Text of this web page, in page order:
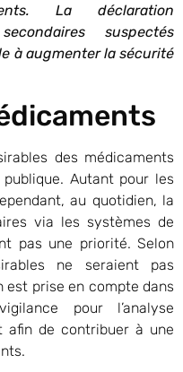
La déclaration
suspectés
à augmenter la sécurité
des médicaments
Autant pour les
au quotidien, la
via les systèmes de
pas une priorité. Selon
ne seraient pas
est prise en compte dans
pour l’analyse
afin de contribuer à une